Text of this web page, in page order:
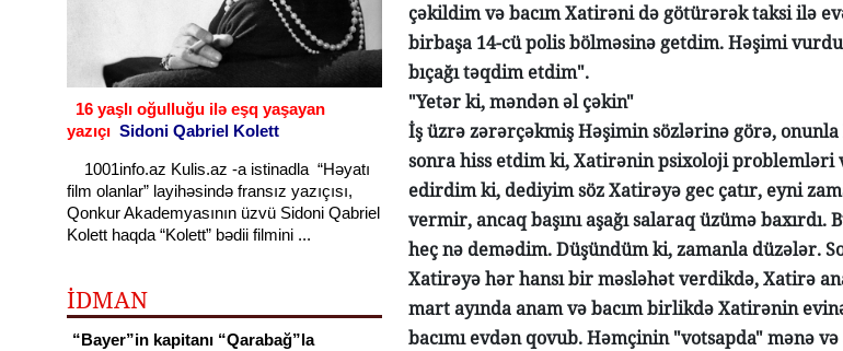
16 yaşlı oğulluğu ilə eşq yaşayan
yazıçı Sidoni Qabriel Kolett
1001info.az Kulis.az -a istinadla “Həyatı
film olanlar” layihəsində fransız yazıçısı,
Qonkur Akademyasının üzvü Sidoni Qabriel
Kolett haqda “Kolett” bədii filmini ...
İDMAN
“Bayer”in kapitanı “Qarabağ”la
çəkildim və bacım Xatirəni də götürərək taksi ilə
birbaşa 14-cü polis bölməsinə getdim. Həşimi
bıçağı təqdim etdim".
"Yetər ki, məndən əl çəkin"
İş üzrə zərərçəkmiş Həşimin sözlərinə görə,
sonra hiss etdim ki, Xatirənin psixoloji problemləri
edirdim ki, dediyim söz Xatirəyə gec çatır, eyni
vermir, ancaq başını aşağı salaraq üzümə
heç nə demədim. Düşündüm ki, zamanla düzələr.
Xatirəyə hər hansı bir məsləhət verdikdə, Xatirə
mart ayında anam və bacım birlikdə Xatirənin
bacımı evdən qovub. Həmçinin "votsapda" mənə